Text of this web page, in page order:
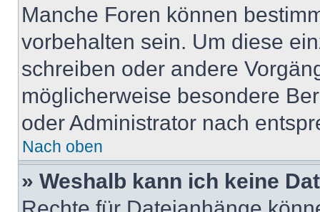
Manche Foren können
vorbehalten sein. Um diese
schreiben oder andere
möglicherweise besondere
oder Administrator nach
Nach oben
» Weshalb kann ich keine